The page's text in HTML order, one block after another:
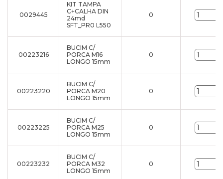
0029445
KIT TAMPA
C+CALHA DIN
24md
SFT_PR0 L550
0
00223216
BUCIM C/
PORCA M16
LONGO 15mm
0
00223220
BUCIM C/
PORCA M20
LONGO 15mm
0
00223225
BUCIM C/
PORCA M25
LONGO 15mm
0
00223232
BUCIM C/
PORCA M32
LONGO 15mm
0